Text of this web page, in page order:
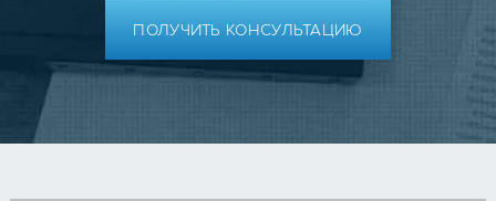
ПОЛУЧИТЬ КОНСУЛЬТАЦИЮ